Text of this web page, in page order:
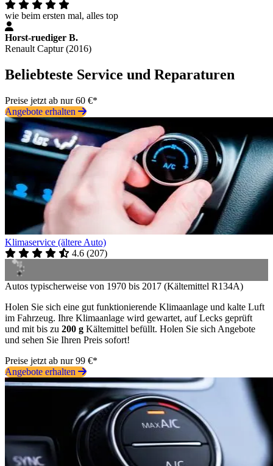
wie beim ersten mal, alles top
Horst-ruediger B.
Renault Captur (2016)
Beliebteste Service und Reparaturen
Preise jetzt ab nur 60 €*
Angebote erhalten
Klimaservice (ältere Auto)
4.6 (207)
Autos typischerweise von 1970 bis 2017 (Kältemittel R134A)
Holen Sie sich eine gut funktionierende Klimaanlage und kalte Luft
im Fahrzeug. Ihre Klimaanlage wird gewartet, auf Lecks geprüft
und mit bis zu 200 g Kältemittel befüllt. Holen Sie sich Angebote
und sehen Sie Ihren Preis sofort!
Preise jetzt ab nur 99 €*
Angebote erhalten